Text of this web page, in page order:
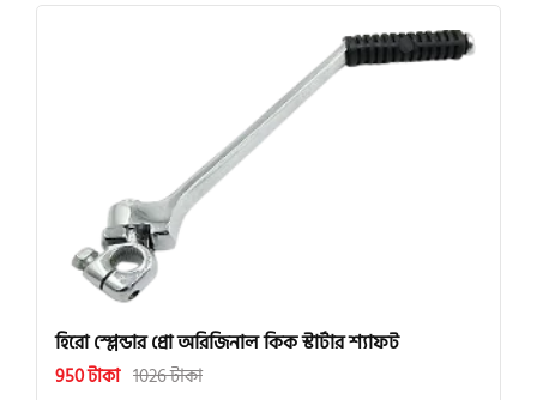
হিরো স্প্লেন্ডার প্রো অরিজিনাল কিক স্টার্টার শ্যাফট
950 টাকা 1026 টাকা